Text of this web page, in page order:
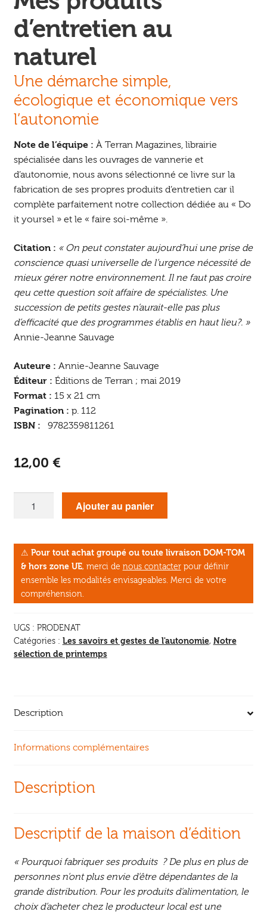
d’entretien au
naturel
Une démarche simple,
écologique et économique vers
l’autonomie
Note de l’équipe : À Terran Magazines, librairie
spécialisée dans les ouvrages de vannerie et
d’autonomie, nous avons sélectionné ce livre sur la
fabrication de ses propres produits d’entretien car il
complète parfaitement notre collection dédiée au « Do
it yoursel » et le « faire soi-même ».
Citation : « On peut constater aujourd’hui une prise de
conscience quasi universelle de l’urgence nécessité de
mieux gérer notre environnement. Il ne faut pas croire
qeu cette question soit affaire de spécialistes. Une
succession de petits gestes n’aurait-elle pas plus
d’efficacité que des programmes établis en haut lieu?. »
Annie-Jeanne Sauvage
Auteure : Annie-Jeanne Sauvage
Éditeur : Éditions de Terran ; mai 2019
Format : 15 x 21 cm
Pagination : p. 112
ISBN :
9782359811261
12,00 €
produits
d’entretien
Ajouter au panier
⚠ Pour tout achat groupé ou toute livraison DOM-TOM
& hors zone UE, merci de nous contacterpour définir
ensemble les modalités envisageables. Merci de votre
compréhension.
UGS : PRODENAT
Catégories : Les savoirs et gestes de l'autonomie, Notre
sélection de printemps
Description
Informations complémentaires
Description
Descriptif de la maison d’édition
« Pourquoi fabriquer ses produits ? De plus en plus de
personnes n’ont plus envie d’être dépendantes de la
grande distribution. Pour les produits d’alimentation, le
choix d’acheter chez le producteur local est une